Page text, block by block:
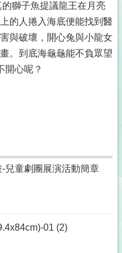
獅子魚提議龍王在月亮
的人捲入海底便能找到醫
與破壞，開心兔與小龍女
。到底海龜龜能不負眾望
開心呢？
兒童劇團展演活動簡章
01 (2)